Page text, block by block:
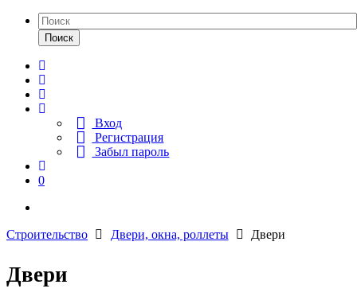
Поиск
Вход
Регистрация
Забыл пароль
0
Строительство Двери, окна, роллеты Двери
Двери